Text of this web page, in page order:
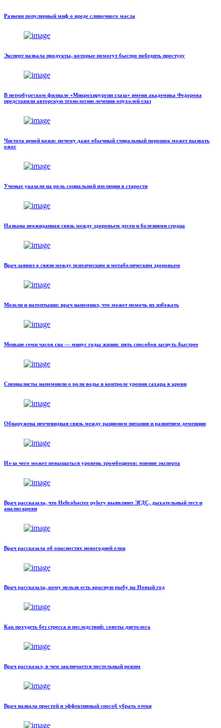
Развеян популярный миф о вреде сливочного масла
Эксперт назвала продукты, которые помогут быстро победить простуду
В петербургском филиале «Микрохирургии глаза» имени академика Федорова
представили авторскую технологию лечения опухолей глаз
Чистота ценой кожи: почему даже обычный стиральный порошок может вызвать
ожог
Ученые указали на роль социальной изоляции в старости
Названа неожиданная связь между здоровьем десен и болезнями сердца
Врач заявил о связи между психическим и метаболическим здоровьем
Мозоли и натоптыши: врач напомнил, что может помочь их избежать
Меньше семи часов сна — минус годы жизни: пять способов заснуть быстрее
Специалисты напомнили о роли воды в контроле уровня сахара в крови
Обнаружена неочевидная связь между рационом питания и развитием деменции
Из-за чего может повышаться уровень тромбоцитов: мнение эксперта
Врач рассказала, что Helicobacter pylory выявляют ЭГДС, дыхательный тест и
анализ крови
Врач рассказала об опасностях новогодней елки
Врач рассказала, кому нельзя есть красную рыбу на Новый год
Как похудеть без стресса и последствий: советы диетолога
Врач рассказал, в чем заключается постельный режим
Врач назвала простой и эффективный способ убрать отеки